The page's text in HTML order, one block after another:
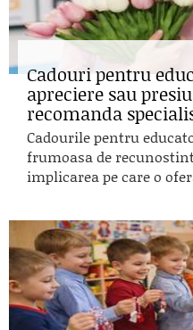
Cadouri pentru
apreciere sau
recomanda
Cadourile pentru
frumoasa de
implicarea pe care o